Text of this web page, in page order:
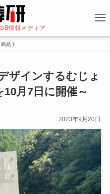
情報メディア
商品
ザインするむじょ
月7日に開催～
2023年9月20日